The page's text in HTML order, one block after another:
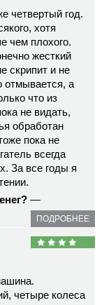
четвертый год.
хотя
чем плохого.
жесткий
скрипит и не
отмывается, а
что из
не видать,
обработан
пока не
всегда
За все годы я
—
ПОДРОБНЕЕ
четыре колеса